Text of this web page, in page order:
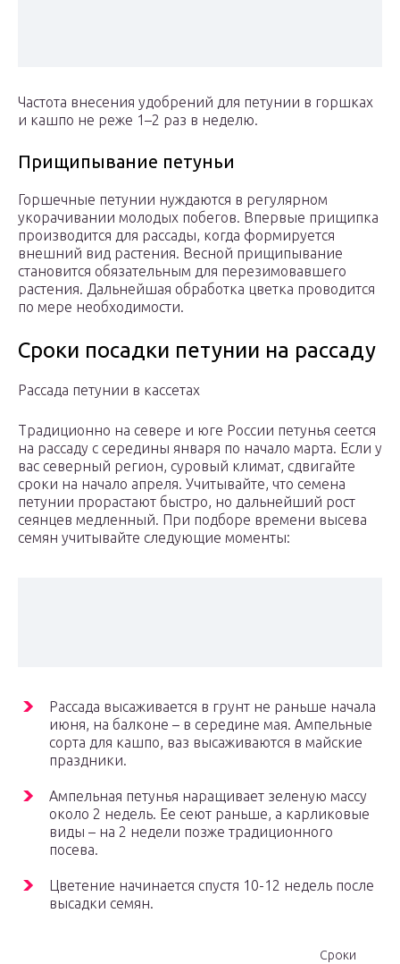
Частота внесения удобрений для петунии в горшках
и кашпо не реже 1–2 раз в неделю.
Прищипывание петуньи
Горшечные петунии нуждаются в регулярном
укорачивании молодых побегов. Впервые прищипка
производится для рассады, когда формируется
внешний вид растения. Весной прищипывание
становится обязательным для перезимовавшего
растения. Дальнейшая обработка цветка проводится
по мере необходимости.
Сроки посадки петунии на рассаду
Рассада петунии в кассетах
Традиционно на севере и юге России петунья сеется
на рассаду с середины января по начало марта. Если у
вас северный регион, суровый климат, сдвигайте
сроки на начало апреля. Учитывайте, что семена
петунии прорастают быстро, но дальнейший рост
сеянцев медленный. При подборе времени высева
семян учитывайте следующие моменты:
Рассада высаживается в грунт не раньше начала
июня, на балконе – в середине мая. Ампельные
сорта для кашпо, ваз высаживаются в майские
праздники.
Ампельная петунья наращивает зеленую массу
около 2 недель. Ее сеют раньше, а карликовые
виды – на 2 недели позже традиционного
посева.
Цветение начинается спустя 10-12 недель после
высадки семян.
Сроки